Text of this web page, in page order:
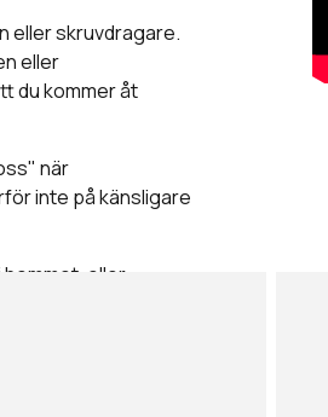
eller skruvdragare.
eller
du kommer åt
när
inte på känsligare
hemmet, eller